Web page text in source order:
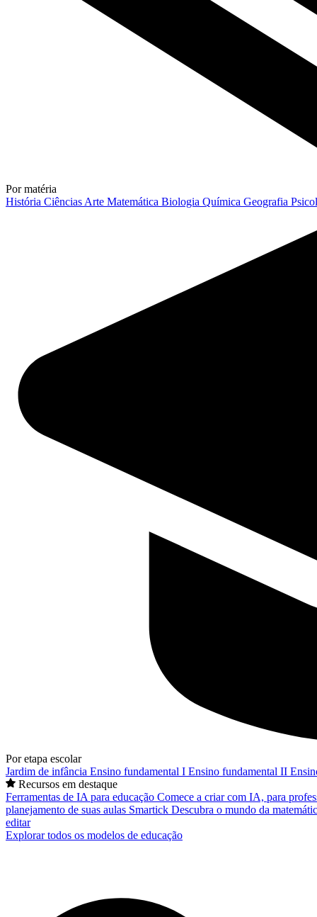
Por matéria
História Ciências Arte Matemática Biologia Química Geografia
Por etapa escolar
Jardim de infância Ensino fundamental I Ensino fundamental II
Recursos em destaque
Ferramentas de IA para educação Comece a criar com IA, para
planejamento de suas aulas Smartick Descubra o mundo da
editar
Explorar todos os modelos de educação